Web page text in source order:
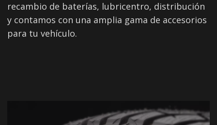
recambio de baterías, lubricentro, distribución
y contamos con una amplia gama de accesorios
para tu vehículo.